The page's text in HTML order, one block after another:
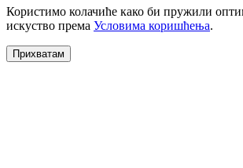
Користимо колачиће како би пружили
искуство према Условима коришћења.
Прихватам